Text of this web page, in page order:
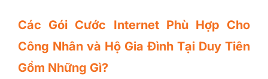
Các Gói Cước Internet Phù Hợp Cho
Công Nhân và Hộ Gia Đình Tại Duy Tiên
Gồm Những Gì?